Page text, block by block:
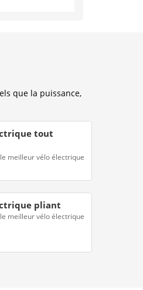
que la puissance,
tout
meilleur vélo électrique
pliant
meilleur vélo électrique